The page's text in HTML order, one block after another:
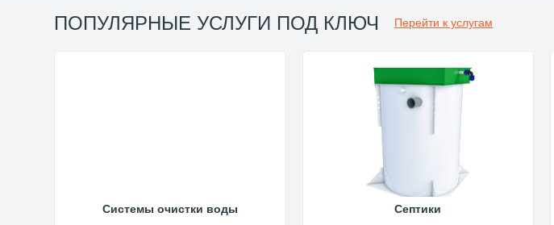
ПОПУЛЯРНЫЕ УСЛУГИ ПОД КЛЮЧ Перейти к услугам
Системы очистки воды Септики